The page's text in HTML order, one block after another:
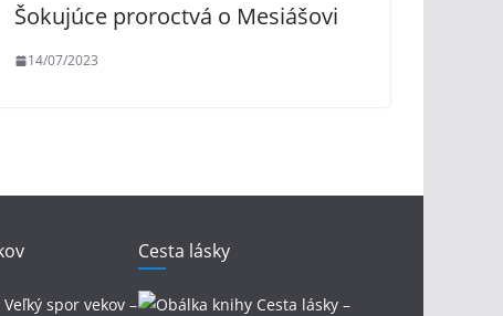
Šokujúce proroctvá o Mesiášovi
14/07/2023
Cesta lásky